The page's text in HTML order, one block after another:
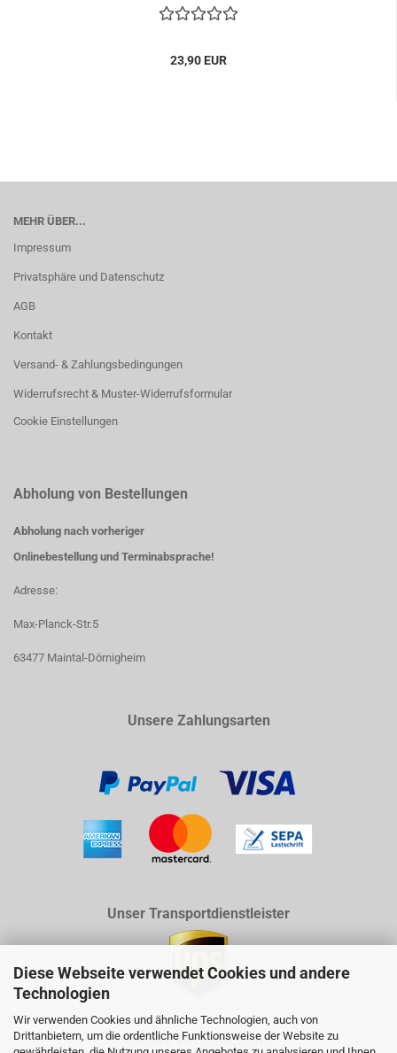
Diese Webseite verwendet Cookies und andere
Technologien
Wir verwenden Cookies und ähnliche Technologien, auch von
Drittanbietern, um die ordentliche Funktionsweise der Website zu
23,90 EUR
MEHR ÜBER...
Impressum
Privatsphäre und Datenschutz
AGB
Kontakt
Versand- & Zahlungsbedingungen
Widerrufsrecht & Muster-Widerrufsformular
Cookie Einstellungen
Abholung von Bestellungen
Abholung nach vorheriger
Onlinebestellung und Terminabsprache!
Adresse:
Max-Planck-Str.5
63477 Maintal-Dörnigheim
Unsere Zahlungsarten
Unser Transportdienstleister
Unsere Verantwortung